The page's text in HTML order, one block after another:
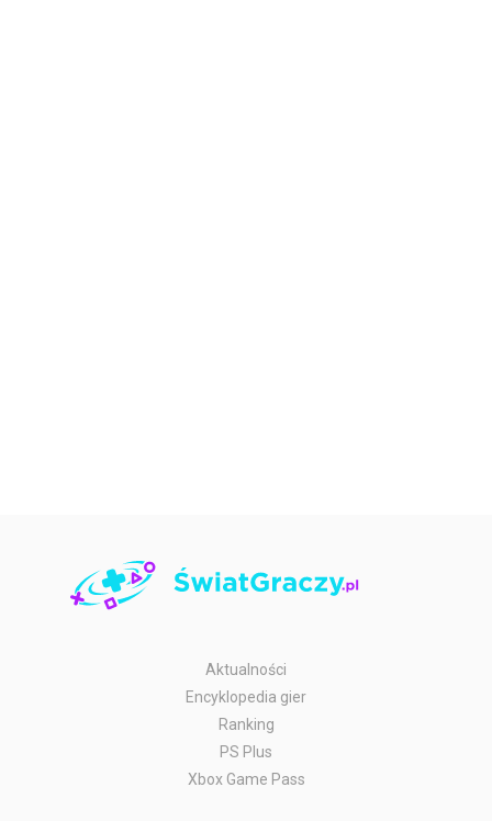
Aktualności
Encyklopedia gier
Ranking
PS Plus
Xbox Game Pass